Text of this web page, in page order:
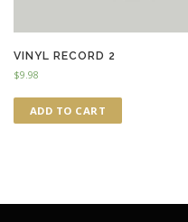
VINYL RECORD 2
$9.98
ADD TO CART